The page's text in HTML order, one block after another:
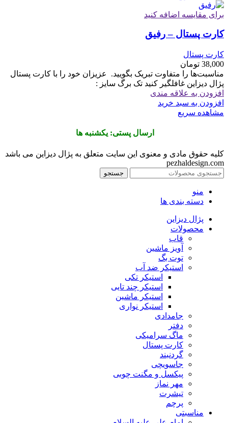
برای مقایسه اضافه کنید
کارت پستال – رفیق
کارت پستال
38,000 تومان
مناسبت‌ها را متفاوت تبریک بگویید. ‏ ‏عزیزان خود را با کارت پستال
پژال دیزاین غافلگیر کنید تک برگ سایز :
افزودن به علاقه مندی
افزودن به سبد خرید
مشاهده سریع
ارسال پستی: یکشنبه ها
کلیه حقوق مادی و معنوی این سایت متعلق به پژال دیزاین می باشد
pezhaldesign.com
جستجو
منو
دسته بندی ها
پژال دیزاین
محصولات
قاب
آویز ماشین
توت بگ
استیکر ضد آب
استیکر تکی
استیکر چند تایی
استیکر ماشین
استیکر نواری
جامدادی
دفتر
ماگ سرامیکی
کارت پستال
گردنبند
جاسویچی
پیکسل و مگنت چوبی
مهر نماز
تیشرت
پرچم
مناسبتی